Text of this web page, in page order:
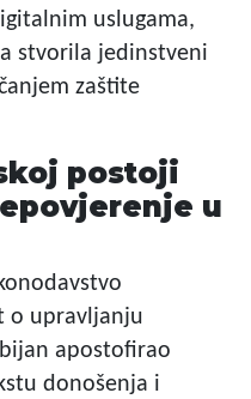
uslugama,
stvorila jedinstveni
zaštite
postoji
u
o upravljanju
apostofirao
donošenja i